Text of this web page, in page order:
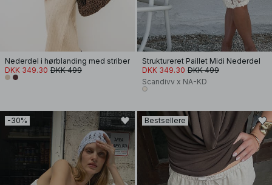
Nederdel i hørblanding med striber
DKK 349.30 DKK 499
Struktureret Paillet Midi Nederdel
DKK 349.30 DKK 499
Scandivv x NA-KD
-30% Bestsellere